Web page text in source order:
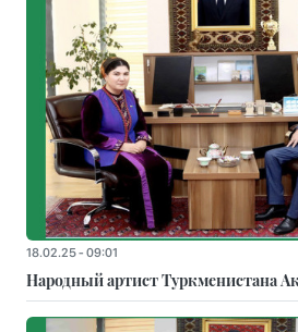
18.02.25 - 09:01
Народный артист Туркменистана